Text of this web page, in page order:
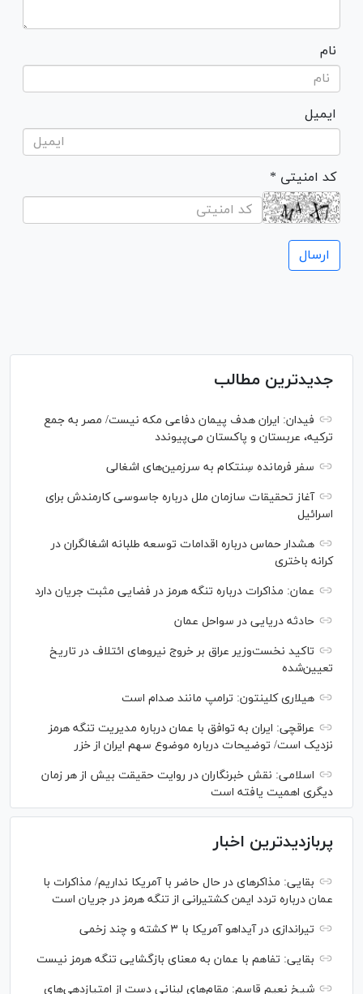
نام
ایمیل
* کد امنیتی
جدیدترین مطالب
فیدان: ایران هدف پیمان دفاعی مکه نیست/ مصر به جمع
ترکیه، عربستان و پاکستان می‌پیوندد
سفر فرمانده سِنتکام به سرزمین‌های اشغالی
آغاز تحقیقات سازمان ملل درباره جاسوسی کارمندش برای
اسرائیل
هشدار حماس درباره اقدامات توسعه طلبانه اشغالگران در
کرانه باختری
عمان: مذاکرات درباره تنگه هرمز در فضایی مثبت جریان دارد
حادثه دریایی در سواحل عمان
تاکید نخست‌وزیر عراق بر خروج نیروهای ائتلاف در تاریخ
تعیین‌شده
هیلاری کلینتون: ترامپ مانند صدام است
عراقچی: ایران به توافق با عمان درباره مدیریت تنگه هرمز
نزدیک است/ توضیحات درباره موضوع سهم ایران از خزر
اسلامی: نقش خبرنگاران در روایت حقیقت بیش از هر زمان
دیگری اهمیت یافته است
پربازدیدترین اخبار
بقایی: مذاکره‎ای در حال حاضر با آمریکا نداریم/ مذاکرات با
عمان درباره تردد ایمن کشتیرانی از تنگه هرمز در جریان است
تیراندازی در آیداهو آمریکا با ۳ کشته و چند زخمی
بقایی: تفاهم با عمان به معنای بازگشایی تنگه هرمز نیست
شیخ نعیم قاسم: مقام‌های لبنانی دست از امتیازدهی‌های